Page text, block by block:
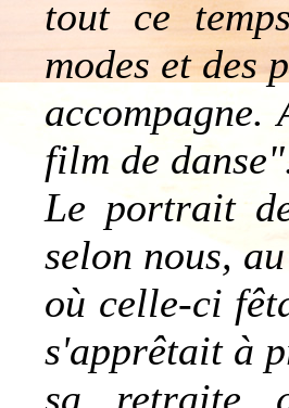
tout ce
modes et des
film de
Le portrait
selon nous,
où celle-ci
s'apprêtait à
sa retraite